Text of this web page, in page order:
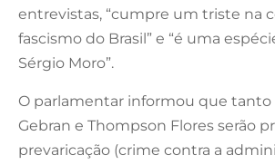
entrevistas, “cumpre um triste na
fascismo do Brasil” e “é uma
Sérgio Moro”.
O parlamentar informou que tanto
Gebran e Thompson Flores serão
prevaricação (crime contra a